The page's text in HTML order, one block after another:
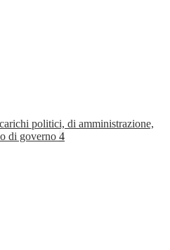
politici, di amministrazione,
di governo 4